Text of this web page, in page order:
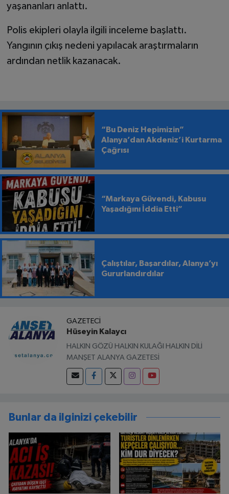
yaşananları anlattı.
Polis ekipleri olayla ilgili inceleme başlattı.
Yangının çıkış nedeni yapılacak araştırmaların
ardından netlik kazanacak.
“Bu Deniz Hepimizin”
Alanya’dan Akdeniz’i Kurtarma
Çağrısı
“Markaya Güvendi, Kabusu
Yaşadığını İddia Etti”
Çalıştılar, Başardılar, Alanya’yı
Gururlandırdılar
GAZETECI
Hüseyin Kalaycı
HALKIN GÖZÜ HALKIN KULAĞI HALKIN DİLİ
MANŞET ALANYA GAZETESİ
Bunlar da ilginizi çekebilir